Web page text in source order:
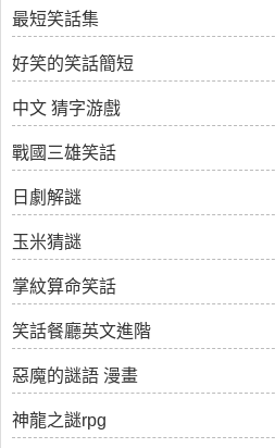
最短笑話集
好笑的笑話簡短
中文 猜字游戲
戰國三雄笑話
日劇解謎
玉米猜謎
掌紋算命笑話
笑話餐廳英文進階
惡魔的謎語 漫畫
神龍之謎rpg